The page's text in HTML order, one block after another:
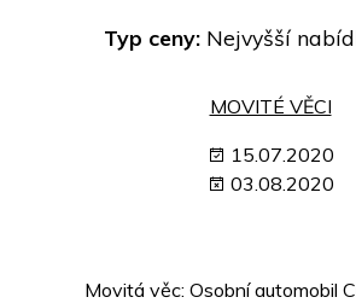
Typ ceny: Nejvyšší
MOVITÉ VĚCI
15.07.2020
03.08.2020
Movitá věc: Osobní automobil